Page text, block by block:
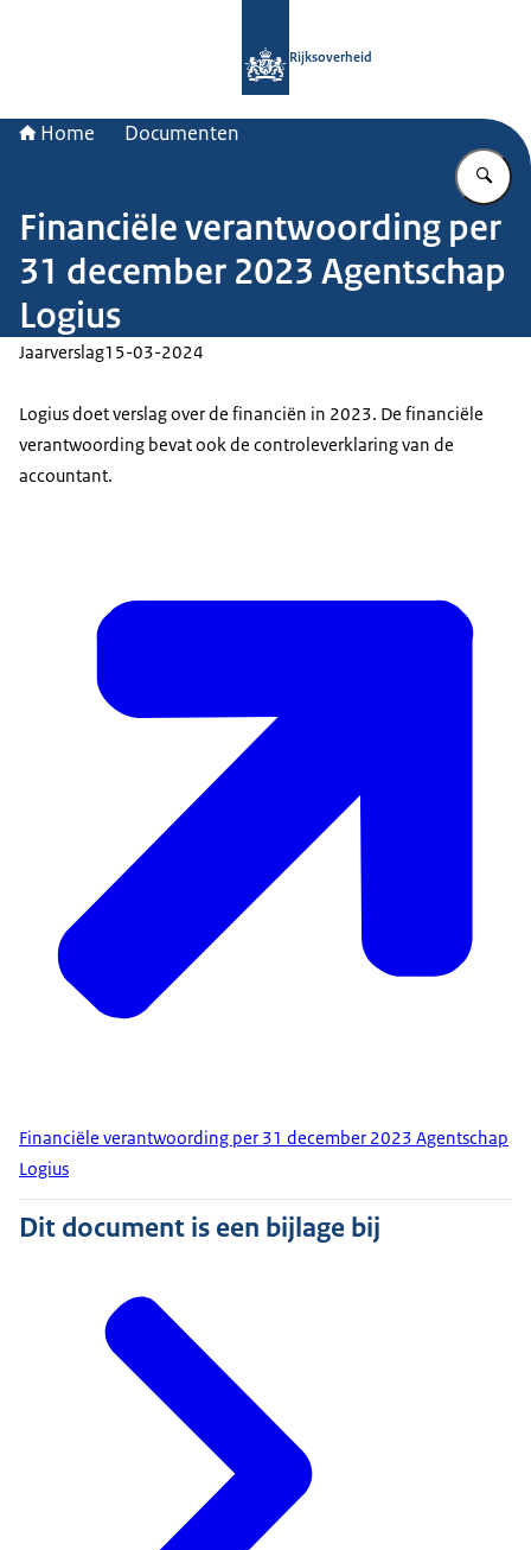
Rijksoverheid
Home Documenten
Financiële verantwoording per
31 december 2023 Agentschap
Logius
Jaarverslag15-03-2024
Logius doet verslag over de financiën in 2023. De financiële
verantwoording bevat ook de controleverklaring van de
accountant.
Financiële verantwoording per 31 december 2023 Agentschap
Logius
Dit document is een bijlage bij